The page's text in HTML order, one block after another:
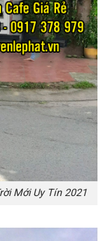
Mới Uy Tín 2021